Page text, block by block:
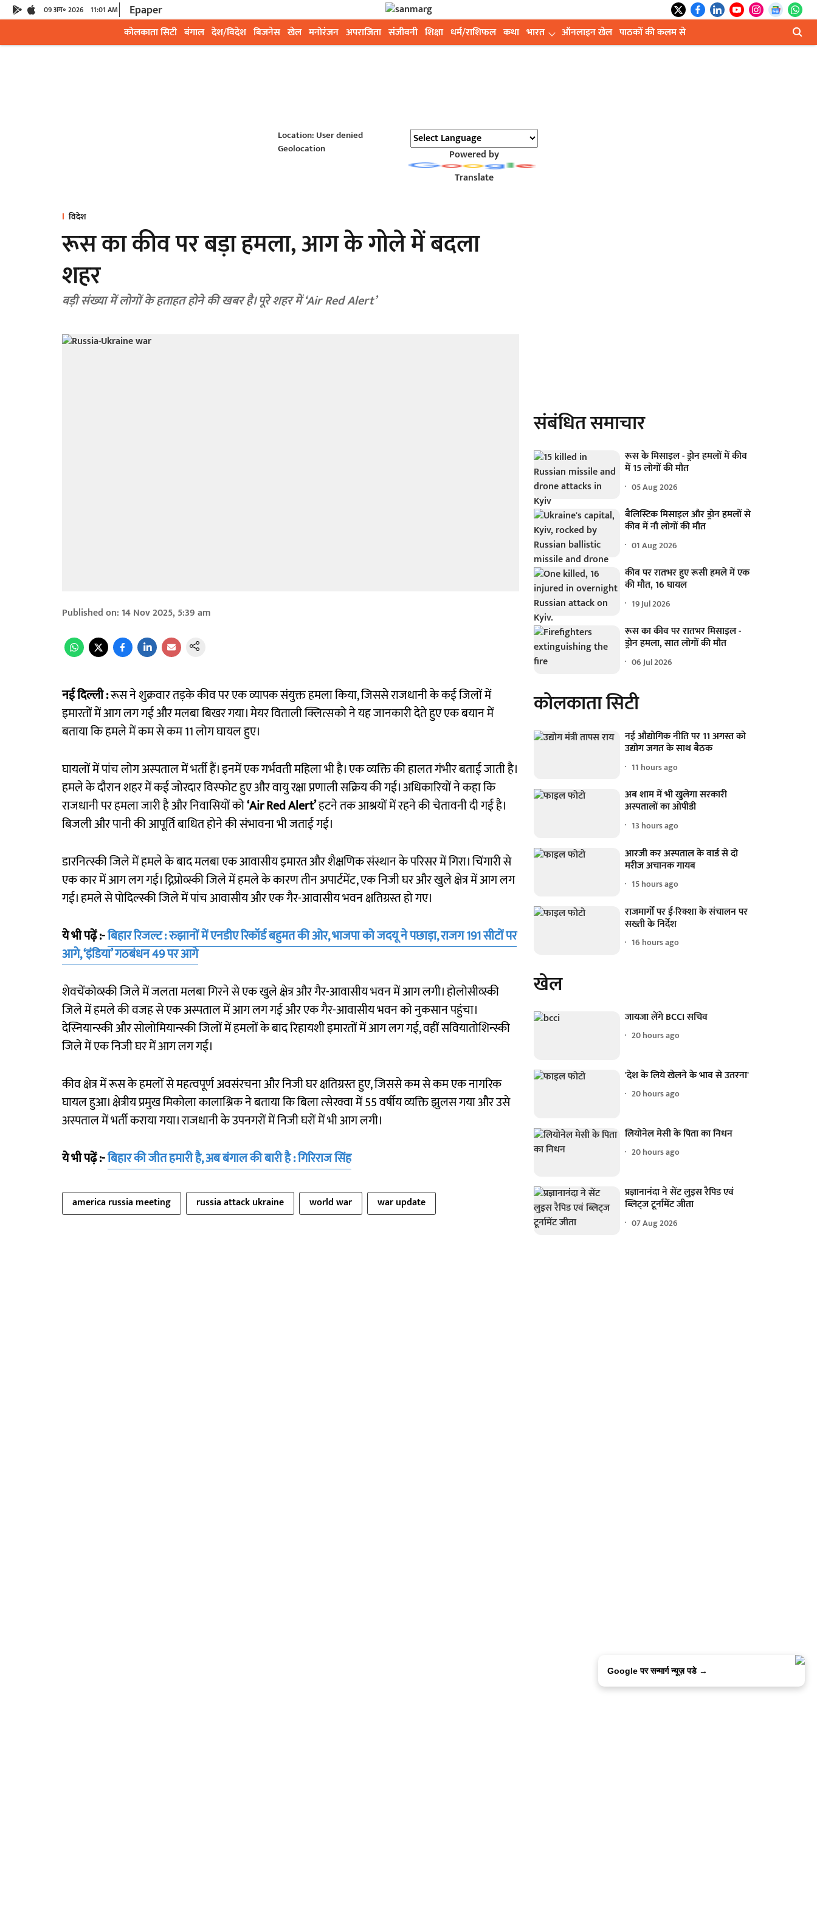
09 अग॰ 2026 11:01 AM Epaper
कोलकाता सिटी बंगाल देश/विदेश बिजनेस खेल मनोरंजन अपराजिता संजीवनी शिक्षा धर्म/राशिफल कथा भारत ऑनलाइन खेल पाठकों की कलम से
Location: User denied
Geolocation
Powered by
Translate
विदेश
रूस का कीव पर बड़ा हमला, आग के गोले में बदला
शहर
बड़ी संख्या में लोगों के हताहत होने की खबर है। पूरे शहर में ‘Air Red Alert’
Published on: 14 Nov 2025, 5:39 am
नई दिल्ली :रूस ने शुक्रवार तड़के कीव पर एक व्यापक संयुक्त हमला किया, जिससे राजधानी के कई जिलों में
इमारतों में आग लग गई और मलबा बिखर गया। मेयर विताली क्लित्सको ने यह जानकारी देते हुए एक बयान में
बताया कि हमले में कम से कम 11 लोग घायल हुए।
घायलों में पांच लोग अस्पताल में भर्ती हैं। इनमें एक गर्भवती महिला भी है। एक व्यक्ति की हालत गंभीर बताई जाती है।
हमले के दौरान शहर में कई जोरदार विस्फोट हुए और वायु रक्षा प्रणाली सक्रिय की गई। अधिकारियों ने कहा कि
राजधानी पर हमला जारी है और निवासियों को‘Air Red Alert’हटने तक आश्रयों में रहने की चेतावनी दी गई है।
बिजली और पानी की आपूर्ति बाधित होने की संभावना भी जताई गई।
डारनित्स्की जिले में हमले के बाद मलबा एक आवासीय इमारत और शैक्षणिक संस्थान के परिसर में गिरा। चिंगारी से
एक कार में आग लग गई। द्निप्रोव्स्की जिले में हमले के कारण तीन अपार्टमेंट, एक निजी घर और खुले क्षेत्र में आग लग
गई। हमले से पोदिल्स्की जिले में पांच आवासीय और एक गैर-आवासीय भवन क्षतिग्रस्त हो गए।
ये भी पढ़ें :-बिहार रिजल्ट : रुझानों में एनडीए रिकॉर्ड बहुमत की ओर, भाजपा को जदयू ने पछाड़ा, राजग 191 सीटों पर
आगे, ‘इंडिया’ गठबंधन 49 पर आगे
शेवचेंकोव्स्की जिले में जलता मलबा गिरने से एक खुले क्षेत्र और गैर-आवासीय भवन में आग लगी। होलोसीव्स्की
जिले में हमले की वजह से एक अस्पताल में आग लग गई और एक गैर-आवासीय भवन को नुकसान पहुंचा।
देस्नियान्स्की और सोलोमियान्स्की जिलों में हमलों के बाद रिहायशी इमारतों में आग लग गई, वहीं सवियातोशिन्स्की
जिले में एक निजी घर में आग लग गई।
कीव क्षेत्र में रूस के हमलों से महत्वपूर्ण अवसंरचना और निजी घर क्षतिग्रस्त हुए, जिससे कम से कम एक नागरिक
घायल हुआ। क्षेत्रीय प्रमुख मिकोला कालाश्निक ने बताया कि बिला त्सेरक्वा में 55 वर्षीय व्यक्ति झुलस गया और उसे
अस्पताल में भर्ती कराया गया। राजधानी के उपनगरों में निजी घरों में भी आग लगी।
ये भी पढ़ें :-बिहार की जीत हमारी है, अब बंगाल की बारी है : गिरिराज सिंह
america russia meeting russia attack ukraine world war war update
संबंधित समाचार
रूस के मिसाइल - ड्रोन हमलों में कीव
में 15 लोगों की मौत
05 Aug 2026
बैलिस्टिक मिसाइल और ड्रोन हमलों से
कीव में नौ लोगों की मौत
01 Aug 2026
कीव पर रातभर हुए रूसी हमले में एक
की मौत, 16 घायल
19 Jul 2026
रूस का कीव पर रातभर मिसाइल -
ड्रोन हमला, सात लोगों की मौत
06 Jul 2026
कोलकाता सिटी
नई औद्योगिक नीति पर 11 अगस्त को
उद्योग जगत के साथ बैठक
11 hours ago
अब शाम में भी खुलेगा सरकारी
अस्पतालों का ओपीडी
13 hours ago
आरजी कर अस्पताल के वार्ड से दो
मरीज अचानक गायब
15 hours ago
राजमार्गों पर ई-रिक्शा के संचालन पर
सख्ती के निर्देश
16 hours ago
खेल
जायजा लेंगे BCCI सचिव
20 hours ago
'देश के लिये खेलने के भाव से उतरना'
20 hours ago
लियोनेल मेसी के पिता का निधन
20 hours ago
प्रज्ञानानंदा ने सेंट लुइस रैपिड एवं
ब्लिट्ज टूर्नामेंट जीता
07 Aug 2026
Google पर सन्मार्ग न्यूज़ पडे →